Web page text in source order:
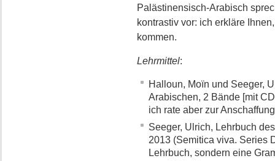
Palästinensisch-Arabisch
kontrastiv vor: ich erkläre
kommen.
Lehrmittel:
Halloun, Moïn und Seeger,
Arabischen, 2 Bände [mit
ich rate aber zur
Seeger, Ulrich, Lehrbuch
2013 (Semitica viva. Series
Lehrbuch, sondern eine